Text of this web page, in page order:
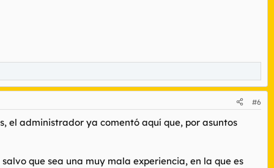
#6
el administrador ya comentó aquí que, por asuntos
que sea una muy mala experiencia, en la que es